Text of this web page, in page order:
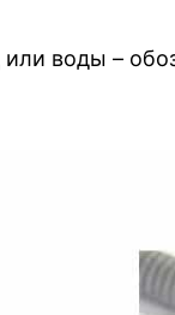
воды –